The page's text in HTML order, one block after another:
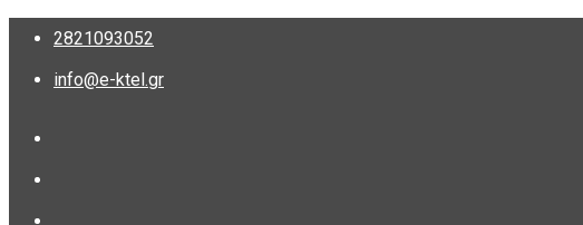
2821093052
info@e-ktel.gr